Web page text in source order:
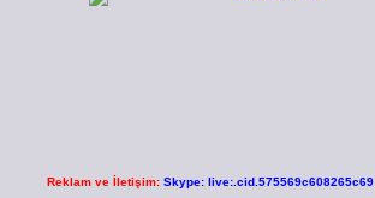
Reklam ve İletişim: Skype: live:.cid.575569c608265c69